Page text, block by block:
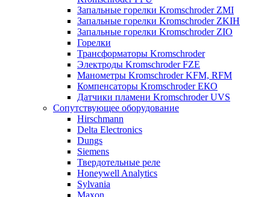
Запальные горелки Kromschroder ZМI
Запальные горелки Kromschroder ZKIH
Запальные горелки Kromschroder ZIO
Горелки
Трансформаторы Kromschroder
Электроды Kromschroder FZE
Манометры Kromschroder KFM, RFM
Компенсаторы Kromschroder ЕКО
Датчики пламени Kromschroder UVS
Сопутствующее оборудование
Hirschmann
Delta Electronics
Dungs
Siemens
Твердотельные реле
Honeywell Analytics
Sylvania
Maxon